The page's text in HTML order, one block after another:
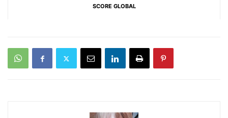
SCORE GLOBAL